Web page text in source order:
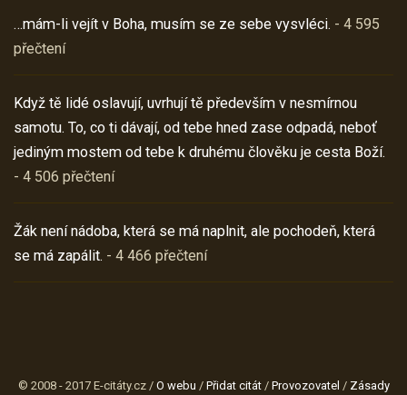
…mám-li vejít v Boha, musím se ze sebe vysvléci. - 4 595
přečtení
Když tě lidé oslavují, uvrhují tě především v nesmírnou
samotu. To, co ti dávají, od tebe hned zase odpadá, neboť
jediným mostem od tebe k druhému člověku je cesta Boží.
- 4 506 přečtení
Žák není nádoba, která se má naplnit, ale pochodeň, která
se má zapálit. - 4 466 přečtení
© 2008 - 2017 E-citáty.cz / O webu / Přidat citát/ Provozovatel / Zásady